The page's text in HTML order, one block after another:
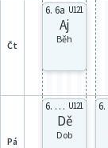
čt
6. 6a U121
Aj
Běh
pá
6. celá U121
Dě
Dob